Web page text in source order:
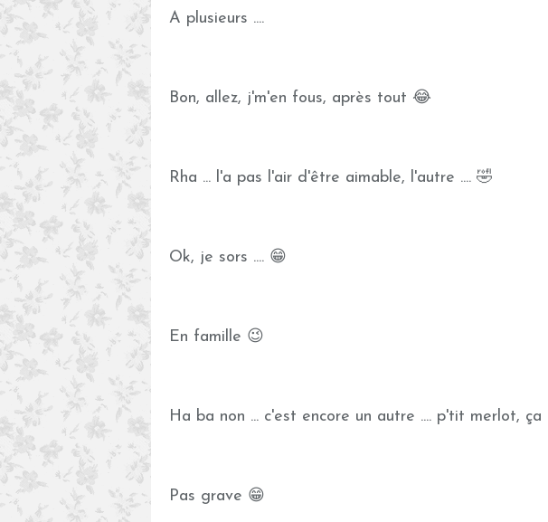
A plusieurs ....
Bon, allez, j'm'en fous, après tout 😂
Rha ... l'a pas l'air d'être aimable, l'autre .... 🤣
Ok, je sors .... 😁
En famille 😉
Ha ba non ... c'est encore un autre .... p'tit merlot, ça
Pas grave 😁